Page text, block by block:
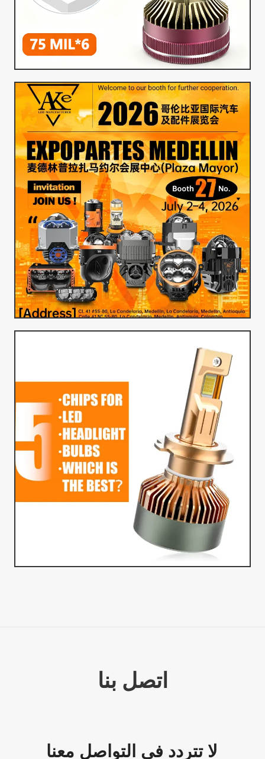
اتصل بنا
لا تتردد في التواصل معنا